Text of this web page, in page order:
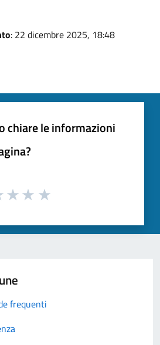
: 22 dicembre 2025, 18:48
chiare le informazioni
frequenti